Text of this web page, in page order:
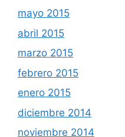
mayo 2015
abril 2015
marzo 2015
febrero 2015
enero 2015
diciembre 2014
noviembre 2014